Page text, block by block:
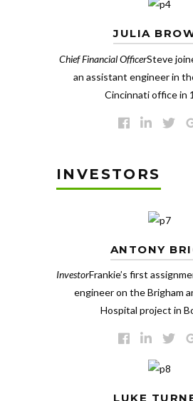
JULIA
Chief Financial OfficerSteve
an assistant engineer in
Cincinnati office in
INVESTORS
ANTONY
InvestorFrankie’s first
engineer on the Brigham
Hospital project in
LUKE